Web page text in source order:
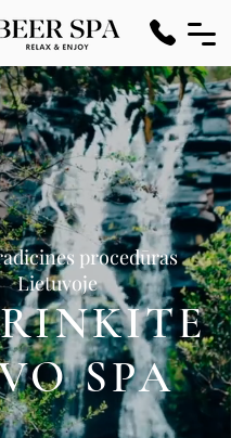
procedūras
Lietuvoje
SPA